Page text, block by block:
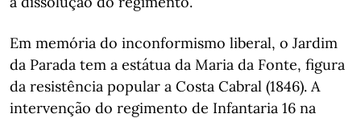
Em memória do inconformismo liberal, o Jardim
da Parada tem a estátua da Maria da Fonte, figura
da resistência popular a Costa Cabral (1846). A
intervenção do regimento de Infantaria 16 na